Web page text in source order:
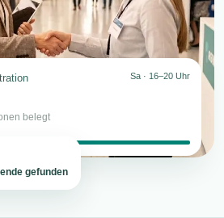
Sa · 16–20 Uhr
belegt
gefunden